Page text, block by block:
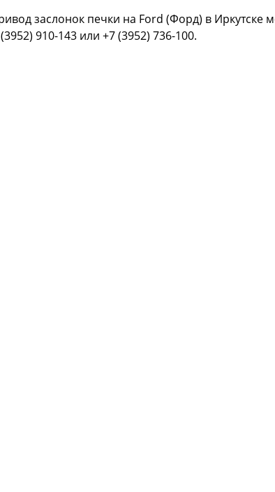
заслонок печки на Ford (Форд) в Иркутске
910-143 или +7 (3952) 736-100.